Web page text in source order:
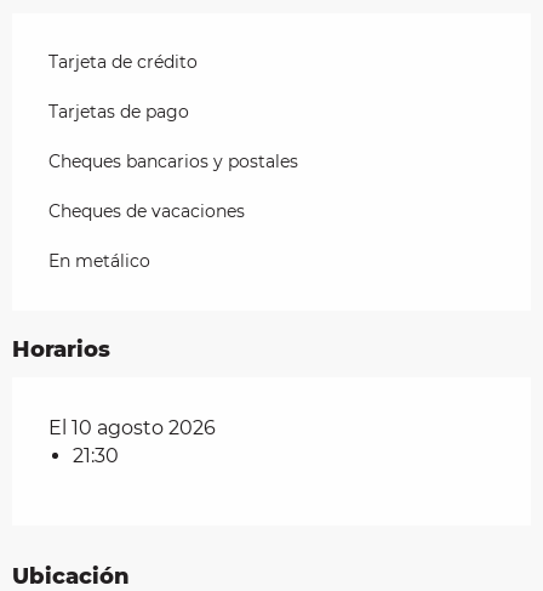
Tarjeta de crédito
Tarjetas de pago
Cheques bancarios y postales
Cheques de vacaciones
En metálico
Horarios
El 10 agosto 2026
21:30
Ubicación